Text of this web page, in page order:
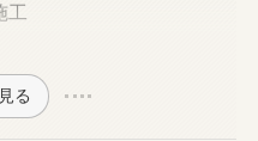
工
る